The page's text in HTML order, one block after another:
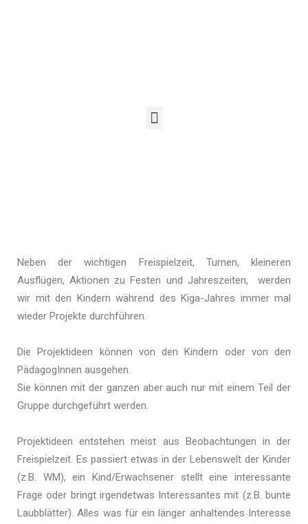
Neben der wichtigen Freispielzeit, Turnen, kleineren
Ausflügen, Aktionen zu Festen und Jahreszeiten, werden
wir mit den Kindern während des Kiga-Jahres immer mal
wieder Projekte durchführen.
Die Projektideen können von den Kindern oder von den
PädagogInnen ausgehen.
Sie können mit der ganzen aber auch nur mit einem Teil der
Gruppe durchgeführt werden.
Projektideen entstehen meist aus Beobachtungen in der
Freispielzeit. Es passiert etwas in der Lebenswelt der Kinder
(z.B. WM), ein Kind/Erwachsener stellt eine interessante
Frage oder bringt irgendetwas Interessantes mit (z.B. bunte
Laubblätter). Alles was für ein länger anhaltendes Interesse